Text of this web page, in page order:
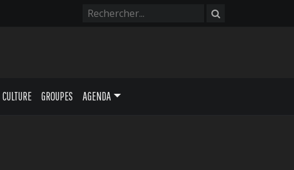
CULTURE GROUPES AGENDA